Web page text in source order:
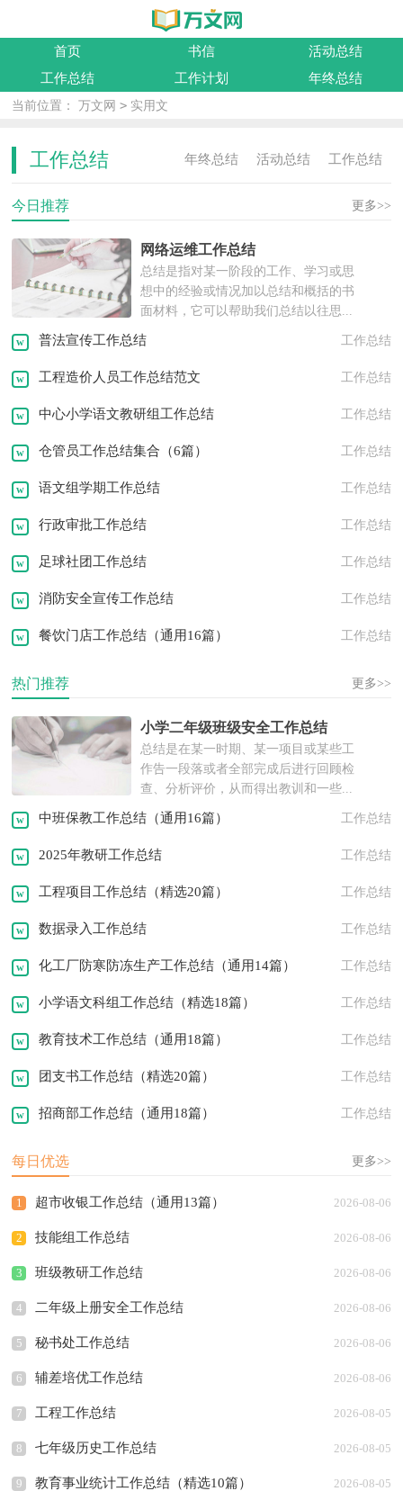
首页 书信
活动总结
工作总结
工作计划 年终总结
当前位置： 万文网 > 实用文
工作总结 工作总结
活动总结
年终总结
实习总结
实践报告
实习报告
离职报告
述职报告
工作方案
演讲稿
今日推荐 更多>>
网络运维工作总结
总结是指对某一阶段的工作、学习或思
想中的经验或情况加以总结和概括的书
面材料，它可以帮助我们总结以往思...
普法宣传工作总结 工作总结
工程造价人员工作总结范文 工作总结
中心小学语文教研组工作总结 工作总结
仓管员工作总结集合（6篇） 工作总结
语文组学期工作总结 工作总结
行政审批工作总结 工作总结
足球社团工作总结 工作总结
消防安全宣传工作总结 工作总结
餐饮门店工作总结（通用16篇） 工作总结
热门推荐 更多>>
小学二年级班级安全工作总结
总结是在某一时期、某一项目或某些工
作告一段落或者全部完成后进行回顾检
查、分析评价，从而得出教训和一些...
中班保教工作总结（通用16篇） 工作总结
2025年教研工作总结 工作总结
工程项目工作总结（精选20篇） 工作总结
数据录入工作总结 工作总结
化工厂防寒防冻生产工作总结（通用14篇） 工作总结
小学语文科组工作总结（精选18篇） 工作总结
教育技术工作总结（通用18篇） 工作总结
团支书工作总结（精选20篇） 工作总结
招商部工作总结（通用18篇） 工作总结
每日优选 更多>>
1 超市收银工作总结（通用13篇） 2026-08-06
2 技能组工作总结 2026-08-06
3 班级教研工作总结 2026-08-06
4 二年级上册安全工作总结 2026-08-06
5 秘书处工作总结 2026-08-06
6 辅差培优工作总结 2026-08-06
7 工程工作总结 2026-08-05
8 七年级历史工作总结 2026-08-05
9 教育事业统计工作总结（精选10篇） 2026-08-05